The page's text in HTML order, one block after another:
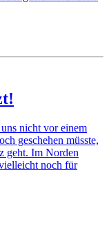
nicht vor einem
geschehen müsste,
geht. Im Norden
noch für